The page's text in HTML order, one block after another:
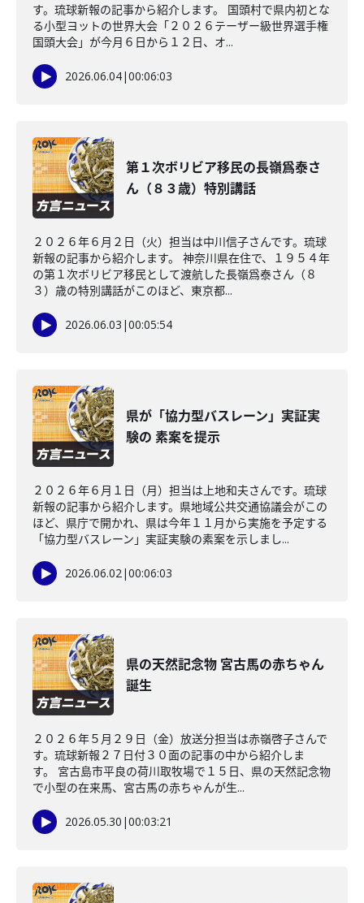
す。琉球新報の記事から紹介します。 国頭村で県内初とな
る小型ヨットの世界大会「２０２６テーザー級世界選手権
国頭大会」が今月６日から１２日、オ...
2026.06.04|00:06:03
第１次ボリビア移民の長嶺爲泰さ
ん（８３歳）特別講話
２０２６年６月２日（火）担当は中川信子さんです。琉球
新報の記事から紹介します。 神奈川県在住で、１９５４年
の第１次ボリビア移民として渡航した長嶺爲泰さん（８
３）歳の特別講話がこのほど、東京都...
2026.06.03 |00:05:54
県が「協力型バスレーン」実証実
験の 素案を提示
２０２６年６月１日（月）担当は上地和夫さんです。琉球
新報の記事から紹介します。県地域公共交通協議会がこの
ほど、県庁で開かれ、県は今年１１月から実施を予定する
「協力型バスレーン」実証実験の素案を示しまし...
2026.06.02|00:06:03
県の天然記念物 宮古馬の赤ちゃん
誕生
２０２６年５月２９日（金）放送分担当は赤嶺啓子さんで
す。琉球新報２７日付３０面の記事の中から紹介しま
す。 宮古島市平良の荷川取牧場で１５日、県の天然記念物
で小型の在来馬、宮古馬の赤ちゃんが生...
2026.05.30 |00:03:21